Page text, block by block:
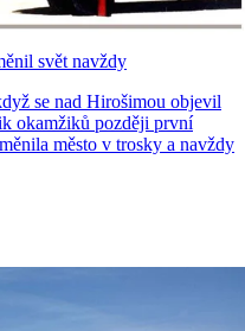
svět navždy
se nad Hirošimou objevil
okamžiků později první
město v trosky a navždy